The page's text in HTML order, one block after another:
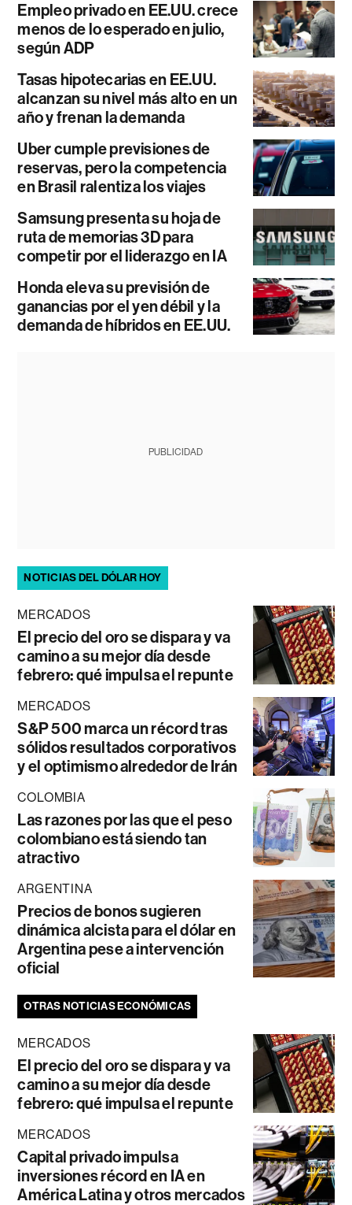
Empleo privado en EE.UU. crece
menos de lo esperado en julio,
según ADP
Tasas hipotecarias en EE.UU.
alcanzan su nivel más alto en un
año y frenan la demanda
Uber cumple previsiones de
reservas, pero la competencia
en Brasil ralentiza los viajes
Samsung presenta su hoja de
ruta de memorias 3D para
competir por el liderazgo en IA
Honda eleva su previsión de
ganancias por el yen débil y la
demanda de híbridos en EE.UU.
PUBLICIDAD
NOTICIAS DEL DÓLAR HOY
MERCADOS
El precio del oro se dispara y va
camino a su mejor día desde
febrero: qué impulsa el repunte
MERCADOS
S&P 500 marca un récord tras
sólidos resultados corporativos
y el optimismo alrededor de Irán
COLOMBIA
Las razones por las que el peso
colombiano está siendo tan
atractivo
ARGENTINA
Precios de bonos sugieren
dinámica alcista para el dólar en
Argentina pese a intervención
oficial
OTRAS NOTICIAS ECONÓMICAS
MERCADOS
El precio del oro se dispara y va
camino a su mejor día desde
febrero: qué impulsa el repunte
MERCADOS
Capital privado impulsa
inversiones récord en IA en
América Latina y otros mercados